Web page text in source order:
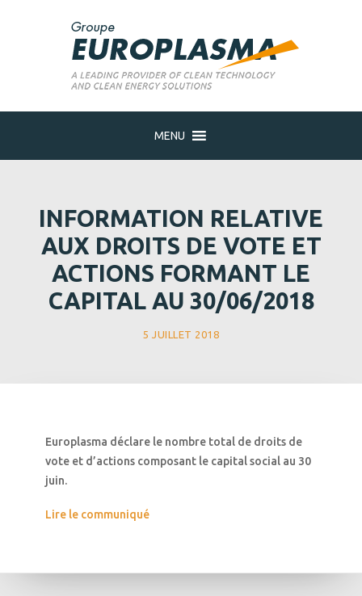
MENU
INFORMATION RELATIVE
AUX DROITS DE VOTE ET
ACTIONS FORMANT LE
CAPITAL AU 30/06/2018
5 JUILLET 2018
Europlasma déclare le nombre total de droits de
vote et d’actions composant le capital social au 30
juin.
Lire le communiqué